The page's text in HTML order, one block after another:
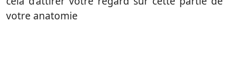
votre anatomie